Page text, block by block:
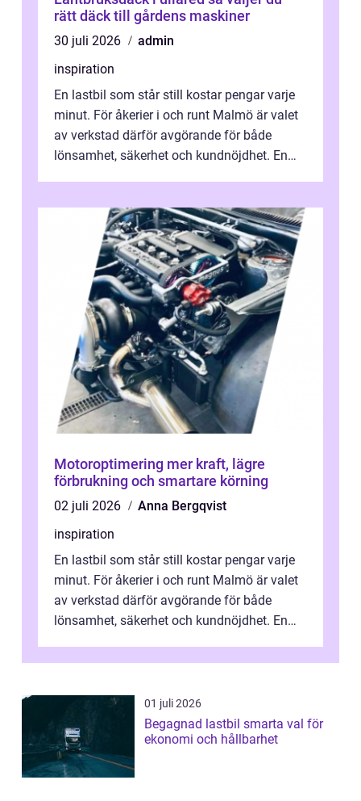
rätt däck till gårdens maskiner
30 juli 2026
admin
inspiration
En lastbil som står still kostar pengar varje
minut. För åkerier i och runt Malmö är valet
av verkstad därför avgörande för både
lönsamhet, säkerhet och kundnöjdhet. En
Motoroptimering mer kraft, lägre
förbrukning och smartare körning
02 juli 2026
Anna Bergqvist
inspiration
En lastbil som står still kostar pengar varje
minut. För åkerier i och runt Malmö är valet
av verkstad därför avgörande för både
lönsamhet, säkerhet och kundnöjdhet. En
01 juli 2026
Begagnad lastbil smarta val för
ekonomi och hållbarhet